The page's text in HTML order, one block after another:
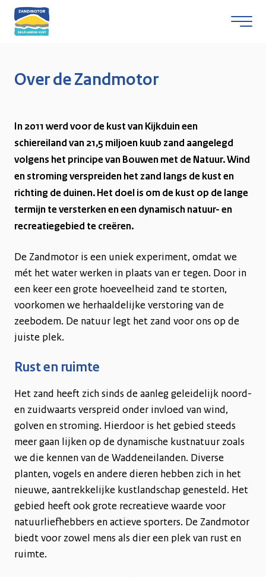
Skip naar content
Over de Zandmotor
In 2011 werd voor de kust van Kijkduin een
schiereiland van 21,5 miljoen kuub zand aangelegd
volgens het principe van Bouwen met de Natuur. Wind
en stroming verspreiden het zand langs de kust en
richting de duinen. Het doel is om de kust op de lange
termijn te versterken en een dynamisch natuur- en
recreatiegebied te creëren.
De Zandmotor is een uniek experiment, omdat we
mét het water werken in plaats van er tegen. Door in
een keer een grote hoeveelheid zand te storten,
voorkomen we herhaaldelijke verstoring van de
zeebodem. De natuur legt het zand voor ons op de
juiste plek.
Rust en ruimte
Het zand heeft zich sinds de aanleg geleidelijk noord-
en zuidwaarts verspreid onder invloed van wind,
golven en stroming. Hierdoor is het gebied steeds
meer gaan lijken op de dynamische kustnatuur zoals
we die kennen van de Waddeneilanden. Diverse
planten, vogels en andere dieren hebben zich in het
nieuwe, aantrekkelijke kustlandschap genesteld. Het
gebied heeft ook grote recreatieve waarde voor
natuurliefhebbers en actieve sporters. De Zandmotor
biedt voor zowel mens als dier een plek van rust en
ruimte.